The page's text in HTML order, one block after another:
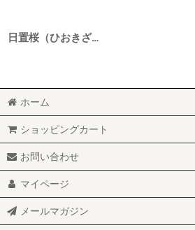
日置桜（ひおきざくら） 純米吟醸 canon（カノン） 3BY 720ml
ホーム
ショッピングカート
お問い合わせ
マイページ
メールマガジン